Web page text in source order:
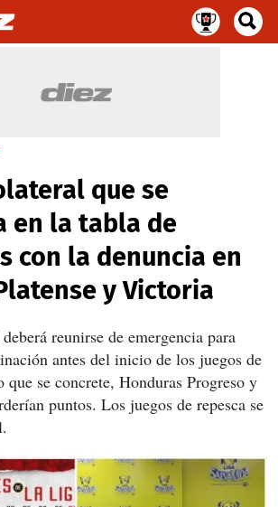
que se
en la tabla de
con la denuncia en
y Victoria
reunirse de emergencia para
antes del inicio de los juegos de
que se concrete, Honduras Progreso y
puntos. Los juegos de repesca se